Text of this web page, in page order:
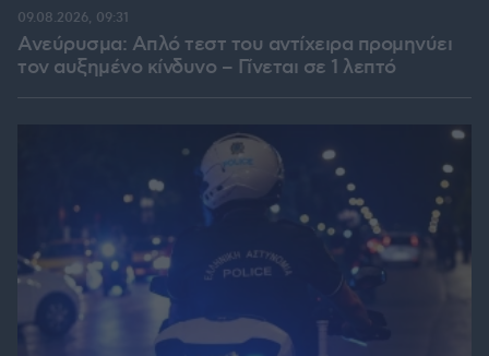
Ανεύρυσμα: Απλό τεστ του αντίχειρα προμηνύει
τον αυξημένο κίνδυνο – Γίνεται σε 1 λεπτό
09.08.2026, 09:31